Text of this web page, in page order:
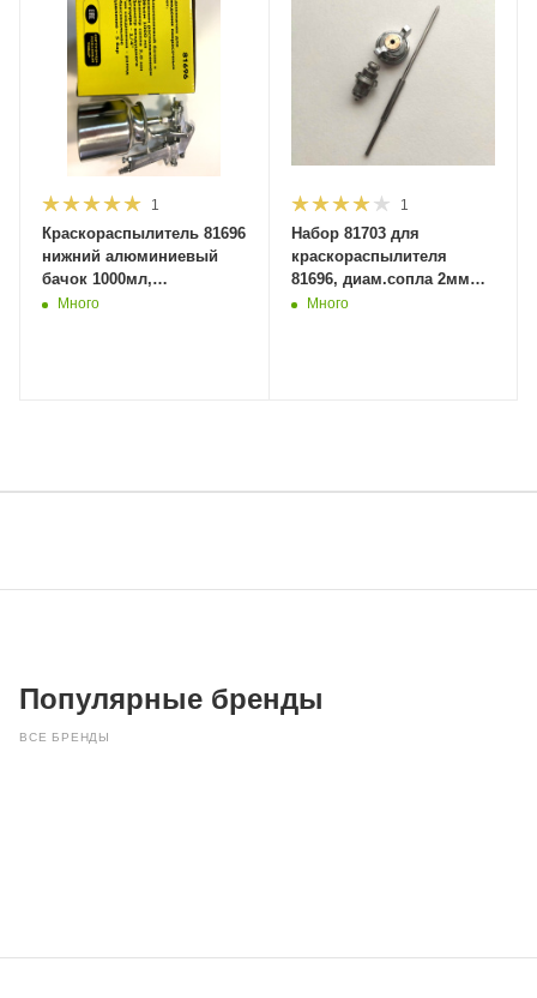
1
Краскораспылитель 81696
нижний алюминиевый
бачок 1000мл,
диам.сопла 2мм (20шт в
Много
1
Набор 81703 для
краскораспылителя
81696, диам.сопла 2мм
(50шт в кор.) MaxiTool
Много
Популярные бренды
ВСЕ БРЕНДЫ